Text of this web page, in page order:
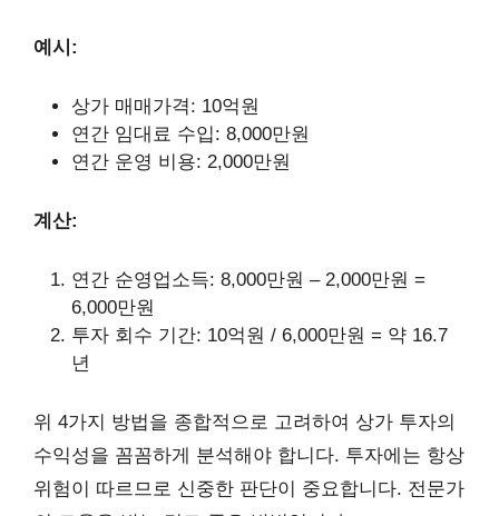
예시:
상가 매매가격: 10억원
연간 임대료 수입: 8,000만원
연간 운영 비용: 2,000만원
계산:
연간 순영업소득: 8,000만원 – 2,000만원 =
6,000만원
투자 회수 기간: 10억원 / 6,000만원 = 약 16.7
년
위 4가지 방법을 종합적으로 고려하여 상가 투자의
수익성을 꼼꼼하게 분석해야 합니다. 투자에는 항상
위험이 따르므로 신중한 판단이 중요합니다. 전문가